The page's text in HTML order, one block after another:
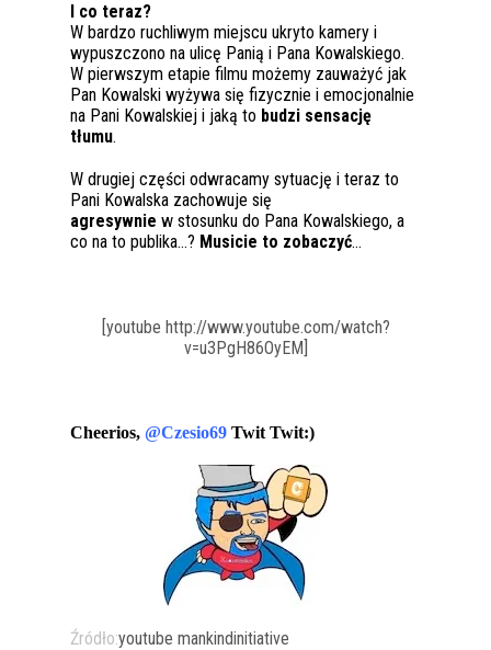
I co teraz?
W bardzo ruchliwym miejscu ukryto kamery i
wypuszczono na ulicę Panią i Pana Kowalskiego.
W pierwszym etapie filmu możemy zauważyć jak
Pan Kowalski wyżywa się fizycznie i emocjonalnie
na Pani Kowalskiej i jaką to budzi sensację
tłumu.
W drugiej części odwracamy sytuację i teraz to
Pani Kowalska zachowuje się
agresywnie w stosunku do Pana Kowalskiego, a
co na to publika…? Musicie to zobaczyć…
[youtube http://www.youtube.com/watch?
v=u3PgH86OyEM]
Cheerios, @Czesio69 Twit Twit:)
Źródło:youtube mankindinitiative